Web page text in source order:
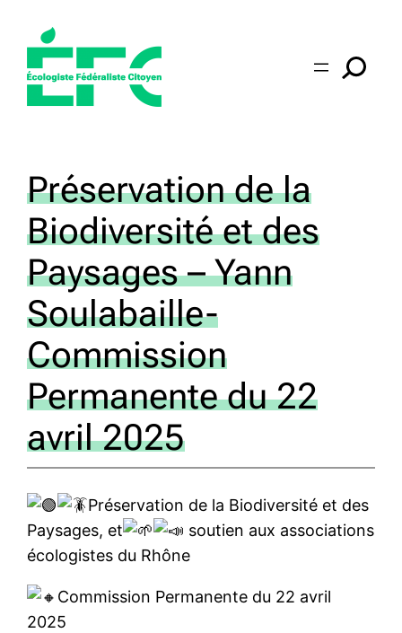
contenu
Préservation de la
Biodiversité et des
Paysages – Yann
Soulabaille-
Commission
Permanente du 22
avril 2025
Préservation de la Biodiversité et des
Paysages, et
soutien aux associations
écologistes du Rhône
Commission Permanente du 22 avril
2025